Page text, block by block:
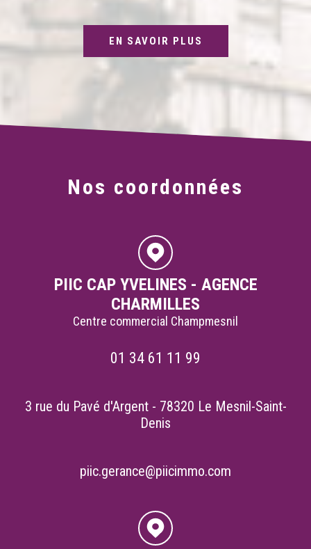
EN SAVOIR PLUS
Nos coordonnées
PIIC CAP YVELINES - AGENCE
CHARMILLES
Centre commercial Champmesnil
01 34 61 11 99
3 rue du Pavé d'Argent - 78320 Le Mesnil-Saint-
Denis
piic.gerance@piicimmo.com